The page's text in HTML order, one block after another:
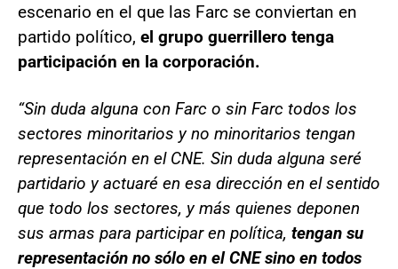
escenario en el que las Farc se conviertan en
partido político, el grupo guerrillero tenga
participación en la corporación.
“Sin duda alguna con Farc o sin Farc todos los
sectores minoritarios y no minoritarios tengan
representación en el CNE. Sin duda alguna seré
partidario y actuaré en esa dirección en el sentido
que todo los sectores, y más quienes deponen
sus armas para participar en política, tengan su
representación no sólo en el CNE sino en todos